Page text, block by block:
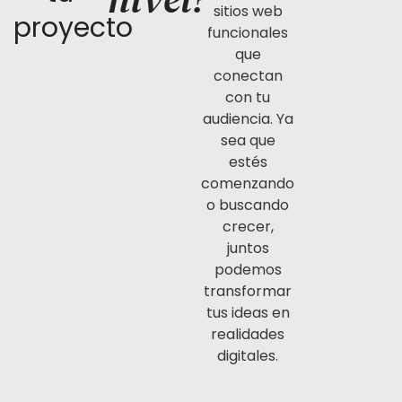
proyecto
sitios web
funcionales
que
conectan
con tu
audiencia. Ya
sea que
estés
comenzando
o buscando
crecer,
juntos
podemos
transformar
tus ideas en
realidades
digitales.